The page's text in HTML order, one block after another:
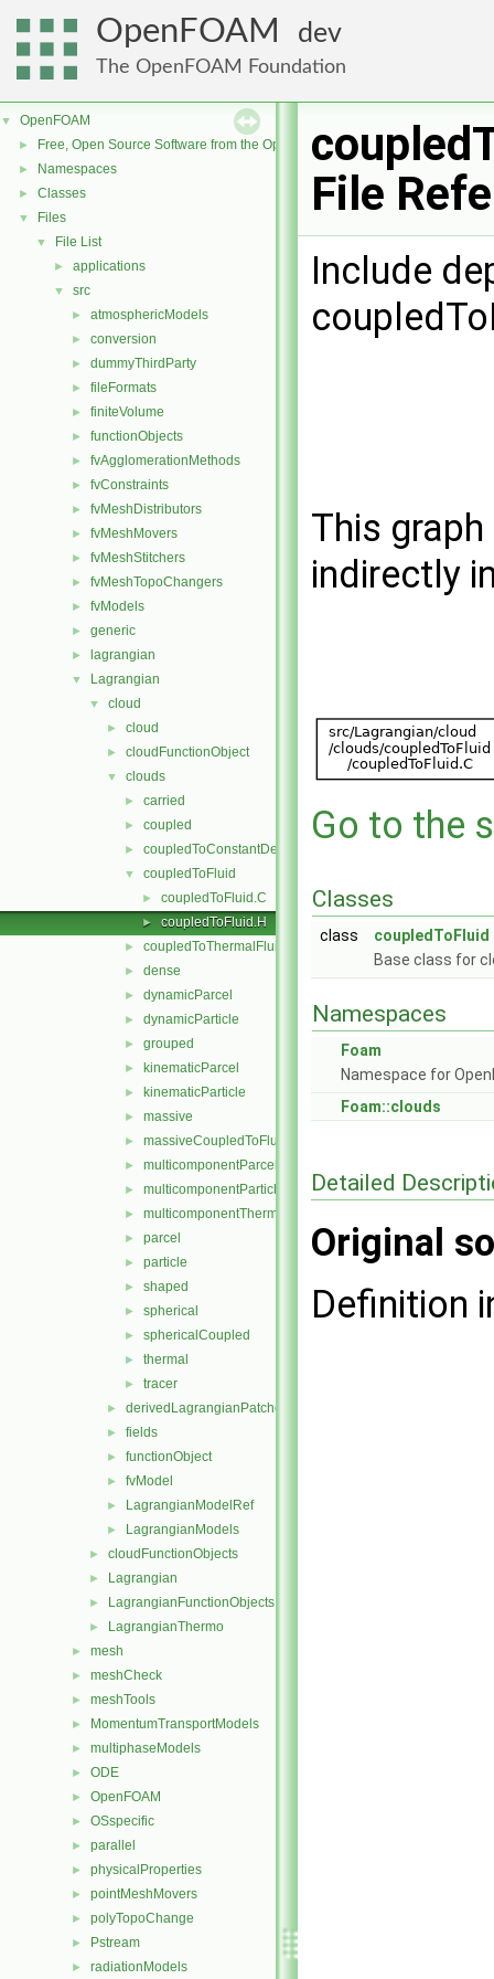
OpenFOAM dev
The OpenFOAM Foundation
▼ OpenFOAM
► Free, Open Source Software from the OpenFOAM Foundation
► Namespaces
► Classes
▼ Files
▼ File List
► applications
▼ src
► atmosphericModels
► conversion
► dummyThirdParty
► fileFormats
► finiteVolume
► functionObjects
► fvAgglomerationMethods
► fvConstraints
► fvMeshDistributors
► fvMeshMovers
► fvMeshStitchers
► fvMeshTopoChangers
► fvModels
► generic
► lagrangian
▼ Lagrangian
▼ cloud
► cloud
► cloudFunctionObject
▼ clouds
► carried
► coupled
► coupledToConstantDensityFluid
▼ coupledToFluid
► coupledToFluid.C
► coupledToFluid.H
► coupledToThermalFluid
► dense
► dynamicParcel
► dynamicParticle
► grouped
► kinematicParcel
► kinematicParticle
► massive
► massiveCoupledToFluid
► multicomponentParcel
► multicomponentParticle
► multicomponentThermal
► parcel
► particle
► shaped
► spherical
► sphericalCoupled
► thermal
► tracer
► derivedLagrangianPatches
► fields
► functionObject
► fvModel
► LagrangianModelRef
► LagrangianModels
► cloudFunctionObjects
► Lagrangian
► LagrangianFunctionObjects
► LagrangianThermo
► mesh
► meshCheck
► meshTools
► MomentumTransportModels
► multiphaseModels
► ODE
► OpenFOAM
► OSspecific
► parallel
► physicalProperties
► pointMeshMovers
► polyTopoChange
► Pstream
► radiationModels
File
Include
This
indirectly
Go to the
Classes
class
coupledToFluid
Base class for
Namespaces
Foam
Namespace for
Foam::clouds
Detailed
Original
Definition